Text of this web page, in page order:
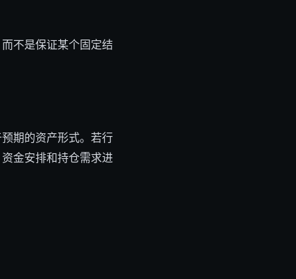
而不是保证某个固定结
期的资产形式。若行
金安排和持仓需求进